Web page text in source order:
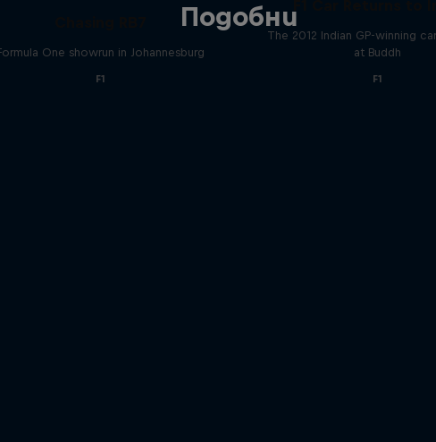
Подобни
One showrun in Johannesburg
F1
The 2012 Indian GP-winning
at Buddh
F1